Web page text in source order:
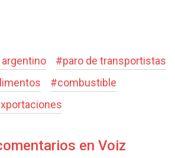
argentino #paro de transportistas
#combustible
en Voiz